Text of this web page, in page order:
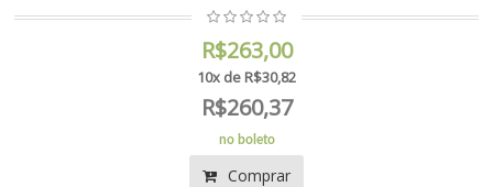
R$263,00
10x de R$30,82
R$260,37
no boleto
Comprar